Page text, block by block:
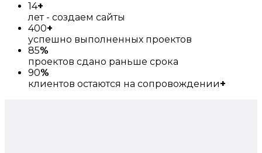
14+
лет - создаем сайты
400+
успешно выполненных проектов
85%
проектов сдано раньше срока
90%
клиентов остаются на сопровождении+